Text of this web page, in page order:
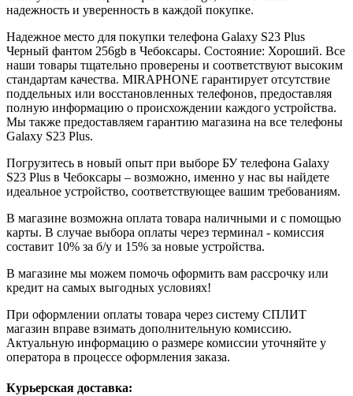
надежность и уверенность в каждой покупке.
Надежное место для покупки телефона Galaxy S23 Plus
Черный фантом 256gb в Чебоксары. Состояние: Хороший. Все
наши товары тщательно проверены и соответствуют высоким
стандартам качества. MIRAPHONE гарантирует отсутствие
поддельных или восстановленных телефонов, предоставляя
полную информацию о происхождении каждого устройства.
Мы также предоставляем гарантию магазина на все телефоны
Galaxy S23 Plus.
Погрузитесь в новый опыт при выборе БУ телефона Galaxy
S23 Plus в Чебоксары – возможно, именно у нас вы найдете
идеальное устройство, соответствующее вашим требованиям.
В магазине возможна оплата товара наличными и с помощью
карты. В случае выбора оплаты через терминал - комиссия
составит 10% за б/у и 15% за новые устройства.
В магазине мы можем помочь оформить вам рассрочку или
кредит на самых выгодных условиях!
При оформлении оплаты товара через систему СПЛИТ
магазин вправе взимать дополнительную комиссию.
Актуальную информацию о размере комиссии уточняйте у
оператора в процессе оформления заказа.
Курьерская доставка: